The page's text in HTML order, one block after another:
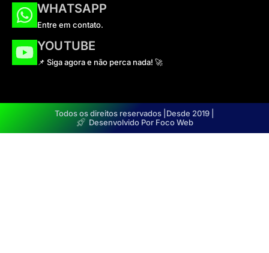
WHATSAPP
Entre em contato.
YOUTUBE
📌 Siga agora e não perca nada! 🚀
Todos os direitos reservados | Desde 2019 |
Desenvolvido Por Foco Web